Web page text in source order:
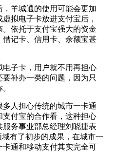
羊城通的使用可能会更加
拟电子卡放进支付宝后，
依托于支付宝强大的资金
记卡、信用卡、余额宝甚
子卡，用户就不用再担心
补办一类的问题，因为只
多人担心传统的城市一卡通
付宝的合作看，这种担心
务事业部总经理刘晓捷表
有了初步的成果，在城市一
通和移动支付其实完全可